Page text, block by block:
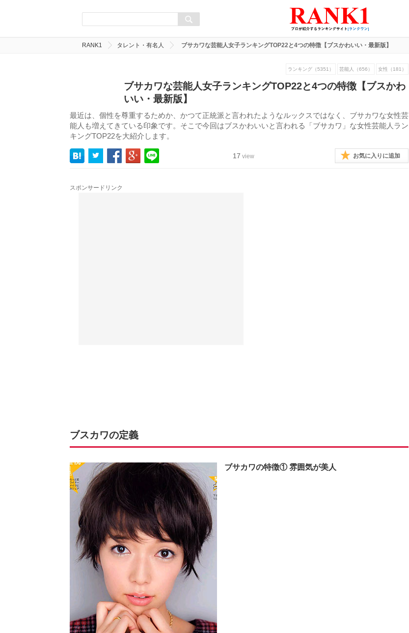
RANK1 タレント・有名人 ブサカワな芸能人女子ランキングTOP22と4つの特徴【ブスかわいい・最新版】
ランキング（5351） 芸能人（656） 女性（181）
ブサカワな芸能人女子ランキングTOP22と4つの特徴【ブスかわ
いい・最新版】
最近は、個性を尊重するためか、かつて正統派と言われたようなルックスではなく、ブサカワな女性芸
能人も増えてきている印象です。そこで今回はブスかわいいと言われる「ブサカワ」な女性芸能人ラン
キングTOP22を大紹介します。
17 view お気に入りに追加
スポンサードリンク
ブスカワの定義
ブサカワの特徴① 雰囲気が美人